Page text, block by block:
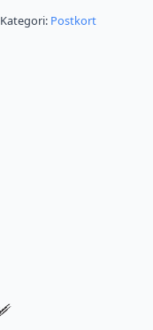
Kategori: Postkort